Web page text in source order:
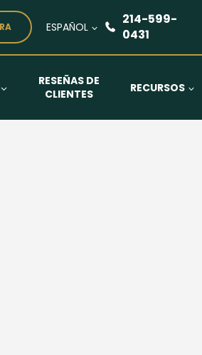
ESPAÑOL
214-599-
0431
RESEÑAS DE
CLIENTES
RECURSOS